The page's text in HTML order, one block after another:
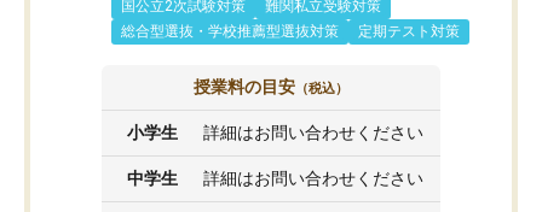
国公立2次試験対策
難関私立受験対策
総合型選抜・学校推薦型選抜対策
定期テスト対策
授業料の目安 （税込）
小学生 詳細はお問い合わせください
中学生 詳細はお問い合わせください